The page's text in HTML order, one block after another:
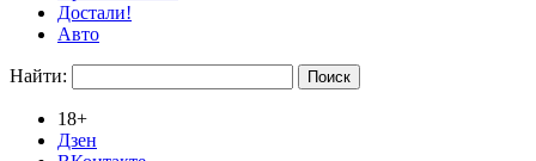
Достали!
Авто
Найти:
18+
Дзен